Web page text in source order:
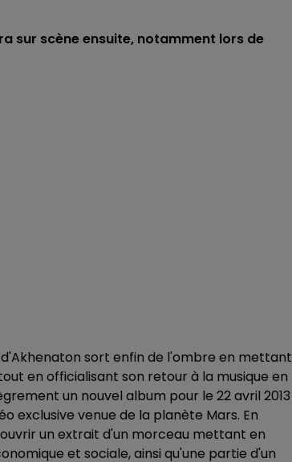
sur scène ensuite, notamment lors de
sort enfin de l'ombre en mettant
en officialisant son retour à la musique en
un nouvel album pour le 22 avril 2013
exclusive venue de la planète Mars. En
un extrait d'un morceau mettant en
et sociale, ainsi qu'une partie d'un